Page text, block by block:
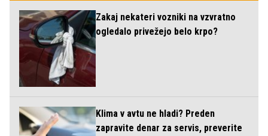
Zakaj nekateri vozniki na vzvratno
ogledalo privežejo belo krpo?
Klima v avtu ne hladi? Preden
zapravite denar za servis, preverite